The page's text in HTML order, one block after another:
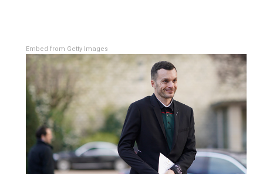
Embed from Getty Images